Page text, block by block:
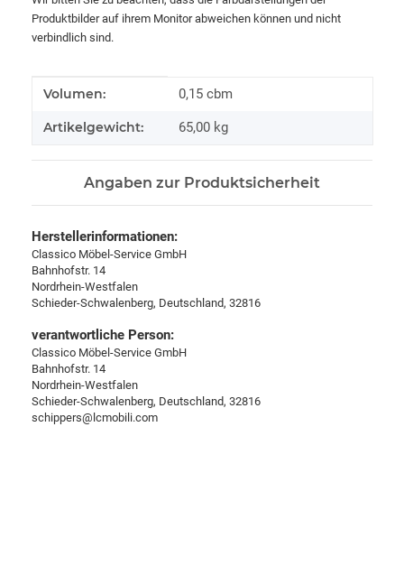
Produktbilder auf ihrem Monitor abweichen können und nicht
verbindlich sind.
Produkteigenschaft
Wert
Volumen: 0,15 cbm
Artikelgewicht: 65,00 kg
Angaben zur Produktsicherheit
Herstellerinformationen:
Classico Möbel-Service GmbH
Bahnhofstr. 14
Nordrhein-Westfalen
Schieder-Schwalenberg, Deutschland, 32816
verantwortliche Person:
Classico Möbel-Service GmbH
Bahnhofstr. 14
Nordrhein-Westfalen
Schieder-Schwalenberg, Deutschland, 32816
schippers@lcmobili.com